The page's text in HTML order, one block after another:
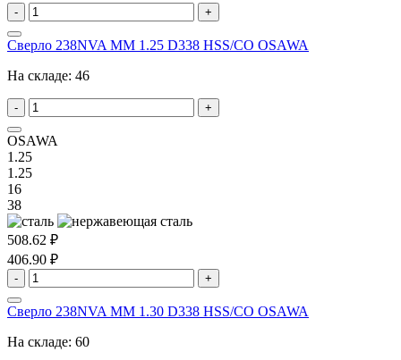
- +
Сверло 238NVA MM 1.25 D338 HSS/CO OSAWA
На складе: 46
- +
OSAWA
1.25
1.25
16
38
508.62 ₽
406.90 ₽
- +
Сверло 238NVA MM 1.30 D338 HSS/CO OSAWA
На складе: 60